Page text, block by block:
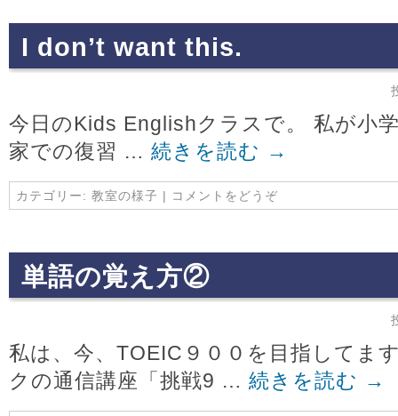
I don’t want this.
今日のKids Englishクラスで。 私が小
家での復習 … 続きを読む →
カテゴリー: 教室の様子 | コメントをどうぞ
単語の覚え方②
私は、今、TOEIC９００を目指してま
クの通信講座「挑戦9 … 続きを読む →